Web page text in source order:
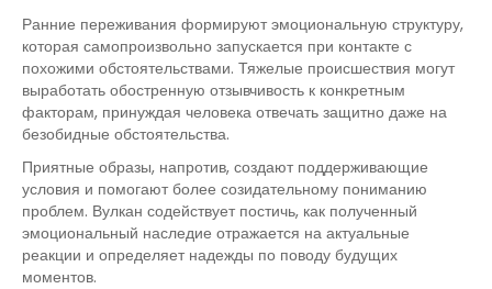
Ранние переживания формируют эмоциональную структуру,
которая самопроизвольно запускается при контакте с
похожими обстоятельствами. Тяжелые происшествия могут
выработать обостренную отзывчивость к конкретным
факторам, принуждая человека отвечать защитно даже на
безобидные обстоятельства.
Приятные образы, напротив, создают поддерживающие
условия и помогают более созидательному пониманию
проблем. Вулкан содействует постичь, как полученный
эмоциональный наследие отражается на актуальные
реакции и определяет надежды по поводу будущих
моментов.